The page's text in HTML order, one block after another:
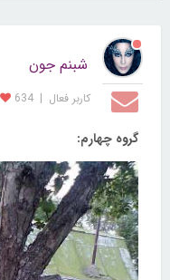
شبنم جون
کاربر فعال |
634
گروه چهارم: